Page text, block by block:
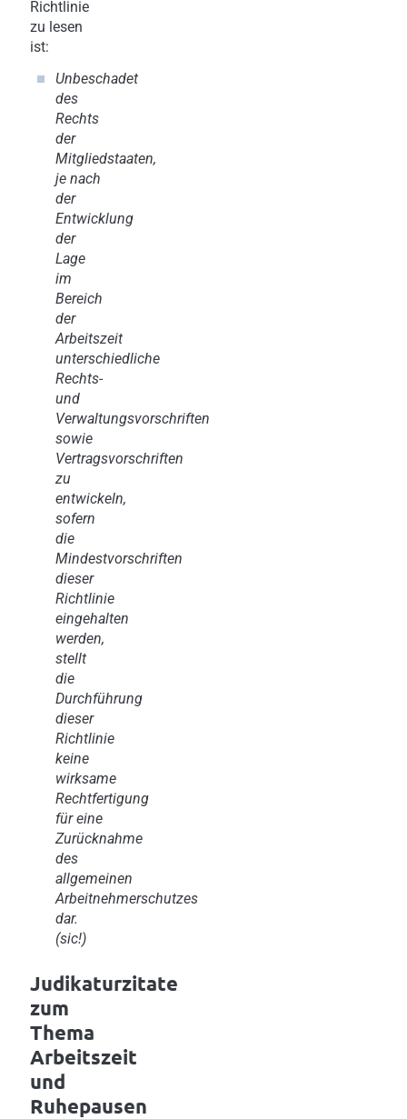
Richtlinie
zu lesen
ist:
Unbeschadet
des
Rechts
der
Mitgliedstaaten,
je nach
der
Entwicklung
der
Lage
im
Bereich
der
Arbeitszeit
unterschiedliche
Rechts-
und
Verwaltungsvorschriften
sowie
Vertragsvorschriften
zu
entwickeln,
sofern
die
Mindestvorschriften
dieser
Richtlinie
eingehalten
werden,
stellt
die
Durchführung
dieser
Richtlinie
keine
wirksame
Rechtfertigung
für eine
Zurücknahme
des
allgemeinen
Arbeitnehmerschutzes
dar.
(sic!)
Judikaturzitate
zum
Thema
Arbeitszeit
und
Ruhepausen